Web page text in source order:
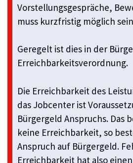
Vorstellungsgespräche,
muss kurzfristig möglich
Geregelt ist dies in der
Erreichbarkeitsverordnung.
Die Erreichbarkeit des
das Jobcenter ist
Bürgergeld Anspruchs. Das
keine Erreichbarkeit, so
Anspruch auf Bürgergeld.
Erreichbarkeit hat also